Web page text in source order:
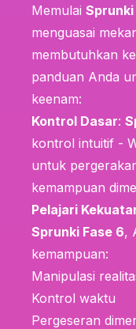
Memulai Sprunki
menguasai
membutuhkan
panduan Anda
keenam:
Kontrol Dasar:
kontrol intuitif -
untuk
kemampuan
Pelajari
Sprunki Fase 6,
kemampuan:
Manipulasi
Kontrol waktu
Pergeseran